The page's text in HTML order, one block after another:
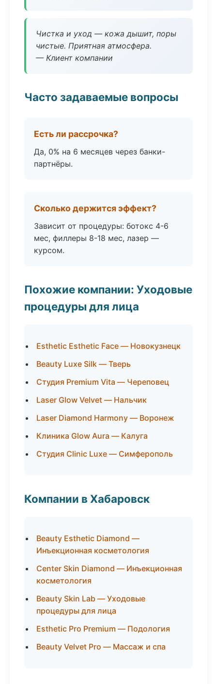
Чистка и уход — кожа дышит, поры
чистые. Приятная атмосфера.
— Клиент компании
Часто задаваемые вопросы
Есть ли рассрочка?
Да, 0% на 6 месяцев через банки-
партнёры.
Сколько держится эффект?
Зависит от процедуры: ботокс 4-6
мес, филлеры 8-18 мес, лазер —
курсом.
Похожие компании: Уходовые
процедуры для лица
Esthetic Esthetic Face — Новокузнецк
Beauty Luxe Silk — Тверь
Студия Premium Vita — Череповец
Laser Glow Velvet — Нальчик
Laser Diamond Harmony — Воронеж
Клиника Glow Aura — Калуга
Студия Clinic Luxe — Симферополь
Компании в Хабаровск
Beauty Esthetic Diamond —
Инъекционная косметология
Center Skin Diamond — Инъекционная
косметология
Beauty Skin Lab — Уходовые
процедуры для лица
Esthetic Pro Premium — Подология
Beauty Velvet Pro — Массаж и спа